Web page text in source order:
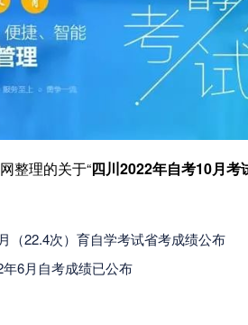
整理的关于“四川2022年自考10月考
（22.4次）育自学考试省考成绩公布
6月自考成绩已公布